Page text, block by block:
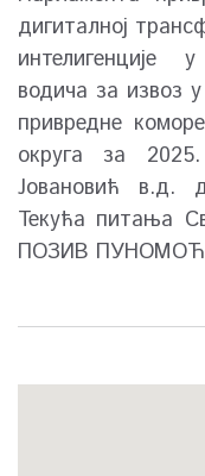
дигиталној
интелигенције
водича за извоз
привредне
округа за
Јовановић в.д.
Текућа питања
ПОЗИВ